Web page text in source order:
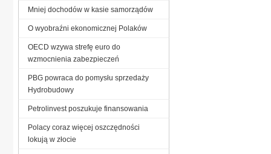
Mniej dochodów w kasie samorządów
O wyobraźni ekonomicznej Polaków
OECD wzywa strefę euro do
wzmocnienia zabezpieczeń
PBG powraca do pomysłu sprzedaży
Hydrobudowy
Petrolinvest poszukuje finansowania
Polacy coraz więcej oszczędności
lokują w złocie